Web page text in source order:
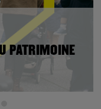
PATRIMOINE